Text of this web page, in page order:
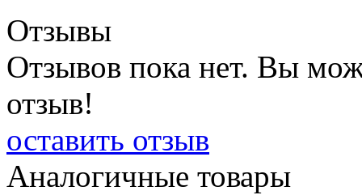
Отзывы
Отзывов пока нет. Вы
отзыв!
оставить отзыв
Аналогичные товары